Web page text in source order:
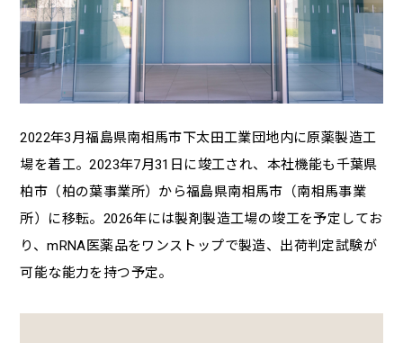
2022年3月福島県南相馬市下太田工業団地内に原薬製造工
場を着工。2023年7月31日に竣工され、本社機能も千葉県
柏市（柏の葉事業所）から福島県南相馬市（南相馬事業
所）に移転。2026年には製剤製造工場の竣工を予定してお
り、mRNA医薬品をワンストップで製造、出荷判定試験が
可能な能力を持つ予定。